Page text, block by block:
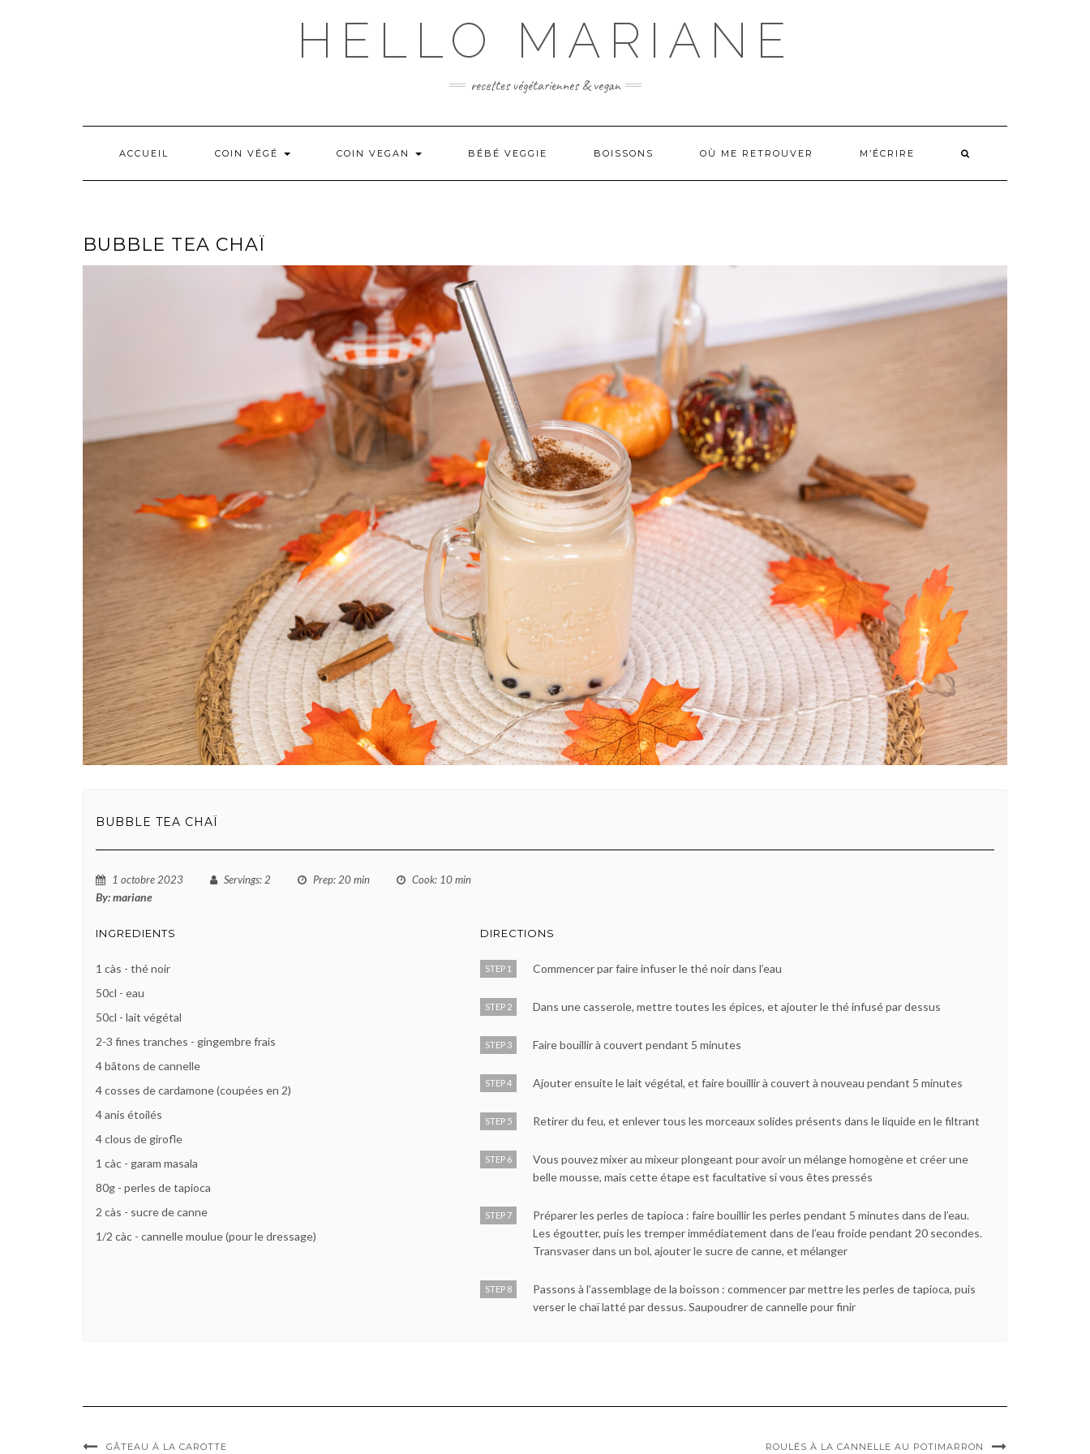
HELLO MARIANE
recettes végétariennes & vegan
ACCUEIL COIN VÉGÉ COIN VEGAN BÉBÉ VEGGIE BOISSONS OÙ ME RETROUVER M’ÉCRIRE
BUBBLE TEA CHAÏ
BUBBLE TEA CHAÏ
1 octobre 2023 Servings: 2 Prep: 20 min Cook: 10 min
By:mariane
INGREDIENTS
1 càs - thé noir
50cl - eau
50cl - lait végétal
2-3 fines tranches - gingembre frais
4 bâtons de cannelle
4 cosses de cardamone (coupées en 2)
4 anis étoilés
4 clous de girofle
1 càc - garam masala
80g - perles de tapioca
2 càs - sucre de canne
1/2 càc - cannelle moulue (pour le dressage)
DIRECTIONS
STEP 1 Commencer par faire infuser le thé noir dans l’eau
STEP 2 Dans une casserole, mettre toutes les épices, et ajouter le thé infusé par dessus
STEP 3 Faire bouillir à couvert pendant 5 minutes
STEP 4 Ajouter ensuite le lait végétal, et faire bouillir à couvert à nouveau pendant 5 minutes
STEP 5 Retirer du feu, et enlever tous les morceaux solides présents dans le liquide en le filtrant
STEP 6
Vous pouvez mixer au mixeur plongeant pour avoir un mélange homogène et créer une
belle mousse, mais cette étape est facultative si vous êtes pressés
STEP 7
Préparer les perles de tapioca : faire bouillir les perles pendant 5 minutes dans de l’eau.
Les égoutter, puis les tremper immédiatement dans de l’eau froide pendant 20 secondes.
Transvaser dans un bol, ajouter le sucre de canne, et mélanger
STEP 8
Passons à l’assemblage de la boisson : commencer par mettre les perles de tapioca, puis
verser le chaï latté par dessus. Saupoudrer de cannelle pour finir
GÂTEAU À LA CAROTTE ROULÉS À LA CANNELLE AU POTIMARRON